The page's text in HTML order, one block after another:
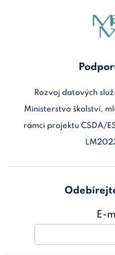
Rozvoj datových
Ministerstvo školství,
rámci projektu CSDA/
E-